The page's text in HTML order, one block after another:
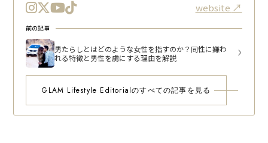
website
前の記事
男たらしとはどのような女性を指すのか？同性に嫌わ
れる特徴と男性を虜にする理由を解説
GLAM Lifestyle Editorialのすべての記事を見る